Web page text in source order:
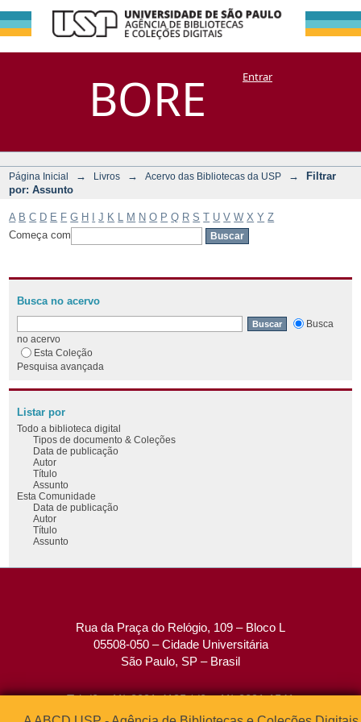
BORE
Filtrar por:
Assunto
DSpace/Manakin + CoriscoEntrar
Página Inicial → Livros → Acervo das Bibliotecas da USP →
Filtrar
por: Assunto
A B C D E F G H J K M N O P Q R S T U V W X Y Z
Começa com
Busca no acervo
Busca
no acervo
Esta Coleção
Pesquisa avançada
Listar por
Todo a biblioteca digital
Tipos de documento & Coleções
Data de publicação
Autor
Título
Assunto
Esta Comunidade
Data de publicação
Autor
Título
Assunto
Rua da Praça do Relógio, 109 – Bloco L
05508-050 – Cidade Universitária
São Paulo, SP – Brasil
Tel: (0xx11) 3091-4195 / (0xx11) 3091-1541
Fax: (0xx11) 3091-1567